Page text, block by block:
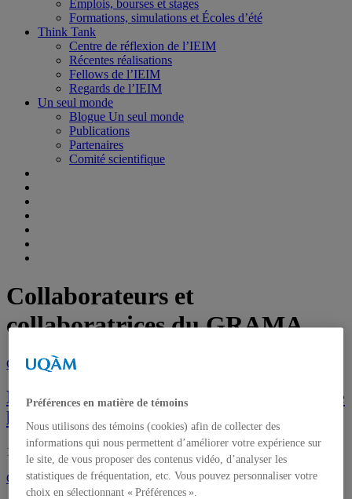
Emplois, bourses et stages
Formations, simulations et Écoles d’été
Think Tank
Centre de réflexion de l’IEIM
Récentes réalisations
Fellows de l’IEIM
Regards de l’IEIM
Un seul monde
Blogue Un seul monde
Publications
Partenaires
Comité scientifique
Collaborateurs et
collaboratrices du GRAMA
Chapitres de livres
De la réforme du secteur minier à celle de
l’Etat
19 janvier 2010,Marie Mazalto
Chapitres de livres
Préférences en matière de témoins
Nous utilisons des témoins (cookies) afin de collecter des
informations qui nous permettent d’améliorer votre expérience sur
le site, de vous proposer des contenus vidéo, d’analyser les
statistiques de fréquentation, etc. Vous pouvez personnaliser votre
choix en sélectionnant « Préférences ».